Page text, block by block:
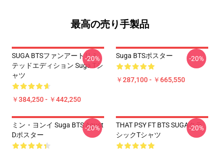
最高の売り手製品
SUGA BTSファンアートリミ
テッドエディション Suga Tシ
ャツ
￥384,250 - ￥442,250
-20% Suga BTSポスター
￥287,100 - ￥665,550
-20%
ミン・ヨンイ Suga BTS Agust
Dポスター
-20%
THAT PSY FT BTS SUGAクラ
シックTシャツ
-20%